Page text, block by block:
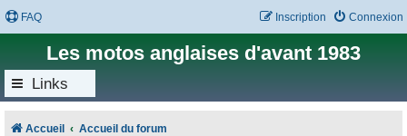
FAQ Connexion
Inscription
Les motos anglaises d'avant 1983
Links
Accueil Accueil du forum